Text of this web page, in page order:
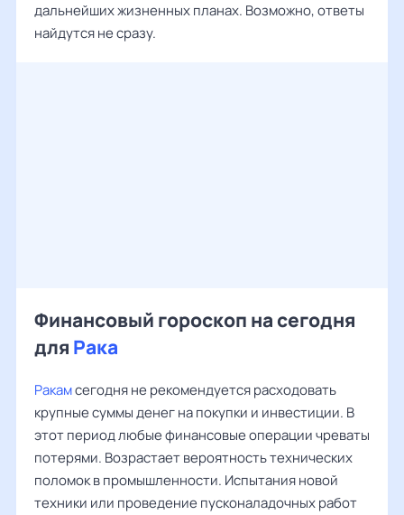
дальнейших жизненных планах. Возможно, ответы
найдутся не сразу.
Финансовый гороскоп на сегодня
для Рака
Ракамсегодня не рекомендуется расходовать
крупные суммы денег на покупки и инвестиции. В
этот период любые финансовые операции чреваты
потерями. Возрастает вероятность технических
поломок в промышленности. Испытания новой
техники или проведение пусконаладочных работ